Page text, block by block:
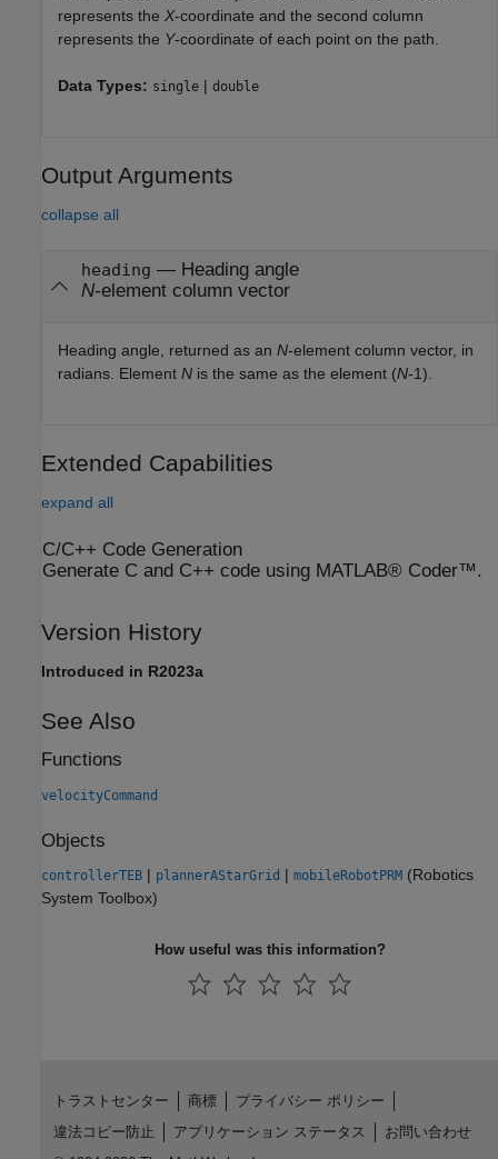
represents the X-coordinate and the second column
represents the Y-coordinate of each point on the path.
Data Types: single | double
Output Arguments
collapse all
heading — Heading angle
N-element column vector
Heading angle, returned as an N-element column vector, in
radians. Element N is the same as the element (N-1).
Extended Capabilities
expand all
C/C++ Code Generation
Generate C and C++ code using MATLAB® Coder™.
Version History
Introduced in R2023a
See Also
Functions
velocityCommand
Objects
controllerTEB | plannerAStarGrid | mobileRobotPRM (Robotics
System Toolbox)
How useful was this information?
トラストセンター 商標
プライバシー ポリシー
違法コピー防止
アプリケーション ステータス
お問い合わせ